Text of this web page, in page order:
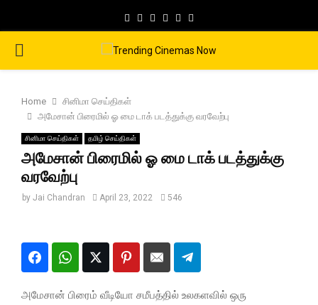
Facebook
TwitterInstagram
Pinterest
Google
PRIMARY
Home
சினிமா செய்திகள்
அமேசான் பிரைமில் ஓ மை டாக் படத்துக்கு வரவேற்பு
சினிமா செய்திகள் தமிழ் செய்திகள்
அமேசான் பிரைமில் ஓ மை டாக் படத்துக்கு
வரவேற்பு
by Jai Chandran April 23, 2022 546
அமேசான் பிரைம் வீடியோ சமீபத்தில் உலகளவில் ஒரு